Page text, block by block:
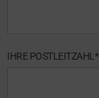
IHRE POSTLEITZAHL*